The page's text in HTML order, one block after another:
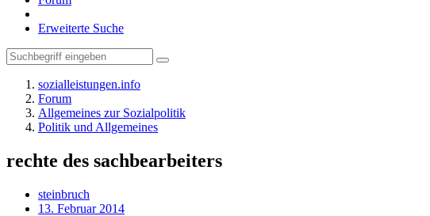
Erweiterte Suche
sozialleistungen.info
Forum
Allgemeines zur Sozialpolitik
Politik und Allgemeines
rechte des sachbearbeiters
steinbruch
13. Februar 2014